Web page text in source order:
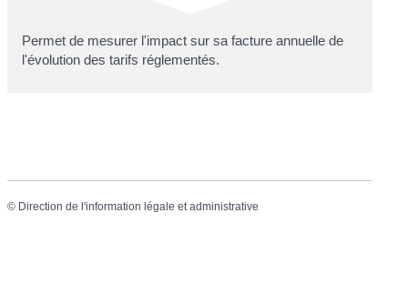
Permet de mesurer l'impact sur sa facture annuelle de
l'évolution des tarifs réglementés.
© Direction de l'information légale et administrative